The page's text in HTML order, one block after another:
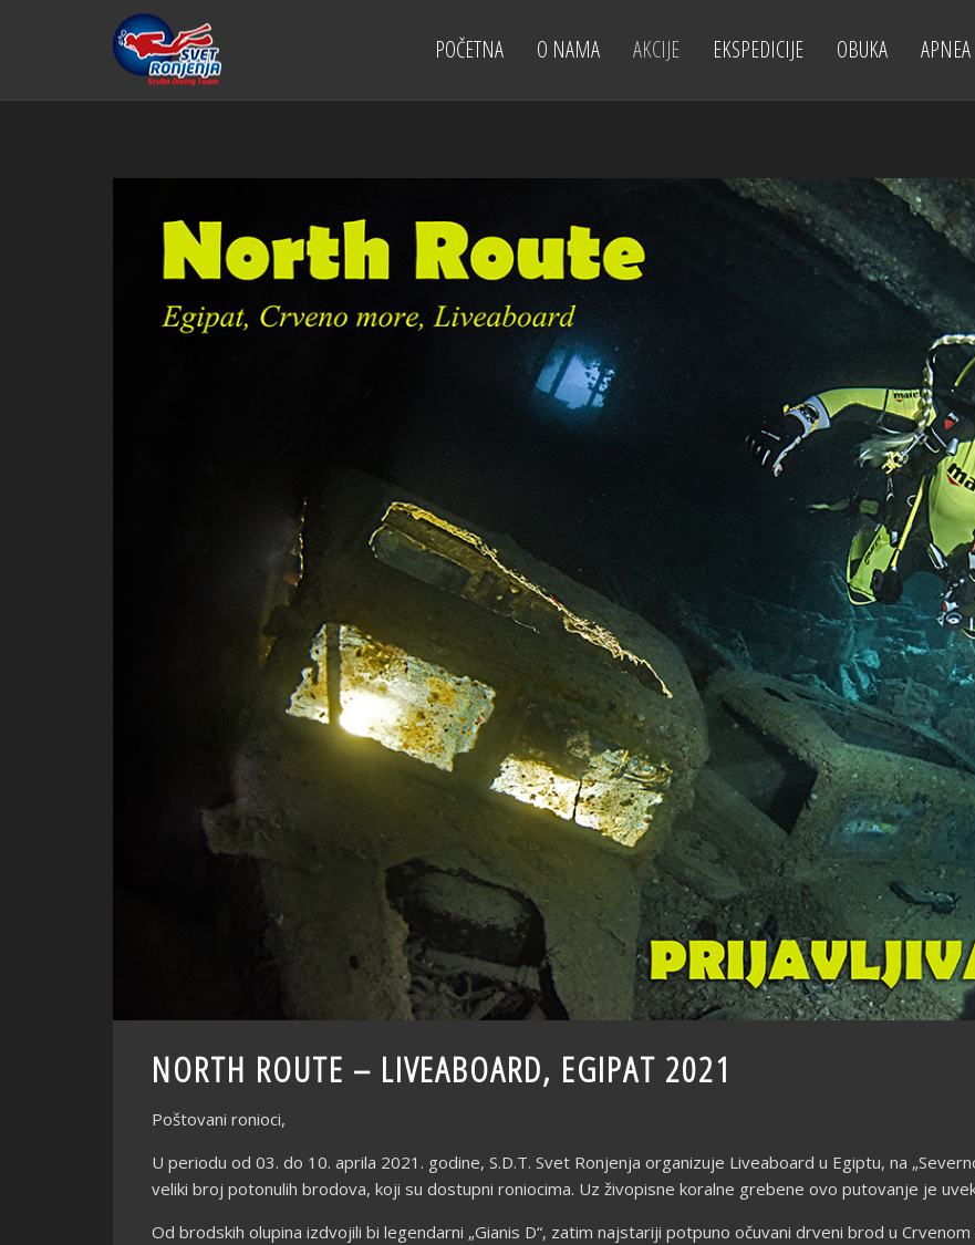
POČETNA O NAMA AKCIJE EKSPEDICIJE OBUKA APNEA
NORTH ROUTE – LIVEABOARD, EGIPAT 2021
Poštovani ronioci,
U periodu od 03. do 10. aprila 2021. godine, S.D.T. Svet Ronjenja organizuje Liveaboard u Egiptu, na
veliki broj potonulih brodova, koji su dostupni roniocima. Uz živopisne koralne grebene ovo putovanje je
Od brodskih olupina izdvojili bi legendarni „Gianis D“, zatim najstariji potpuno očuvani drveni brod u Crvenom